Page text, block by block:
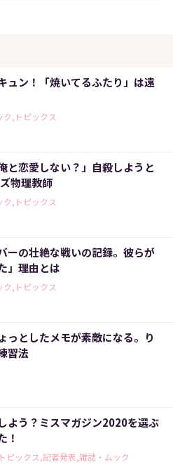
ュン！「焼いてるふたり」は遠
ク,トピックス
と恋愛しない？」自殺しようと
物理教師
ク,トピックス
ーの壮絶な戦いの記録。彼らが
」理由とは
ク,トピックス
っとしたメモが素敵になる。り
習法
よう？ミスマガジン2020を選ぶ
！
ピックス,記者発表,雑誌・ムック